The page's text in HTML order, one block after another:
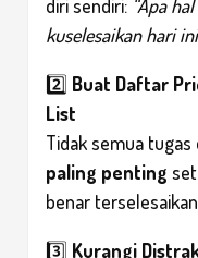
diri sendiri: “Apa
kuselesaikan hari
2️⃣ Buat Daftar
List
Tidak semua tugas
paling penting
benar
3️⃣ Kurangi